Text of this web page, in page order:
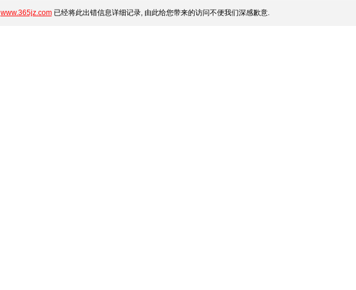
www.365jz.com已经将此出错信息详细记录, 由此给您带来的访问不便我们深感歉意.